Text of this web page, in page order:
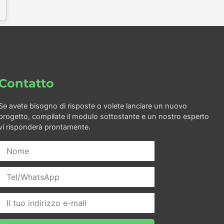
avete bisogno di risposte o volete lanciare un nuovo
compilate il modulo sottostante e un nostro esperto
risponderà prontamente.